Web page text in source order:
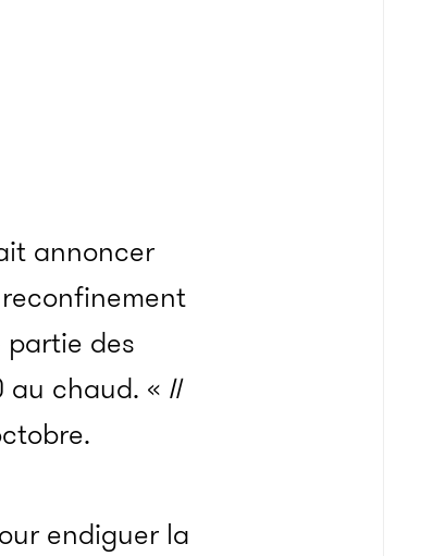
annoncer
partie des
au chaud. « Il
endiguer la